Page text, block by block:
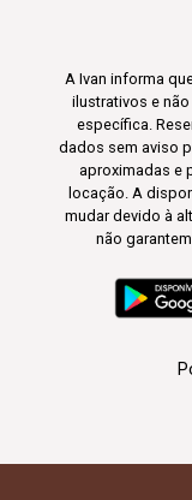
A Ivan informa
ilustrativos e
específica.
dados sem aviso
aproximadas e
locação. A
mudar devido à
não